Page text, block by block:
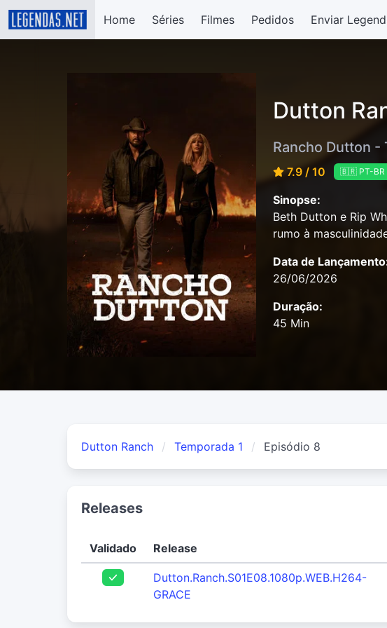
Home Séries Filmes Pedidos Enviar
Dutton
Rancho Dutton -
7.9 / 10 🇧🇷 PT-BR
Sinopse:
Beth Dutton e Rip
rumo à
Data de
26/06/2026
Duração:
45 Min
Dutton Ranch Temporada 1 Episódio 8
Releases
Validado Release
Dutton.Ranch.S01E08.1080p.WEB.H264-
GRACE